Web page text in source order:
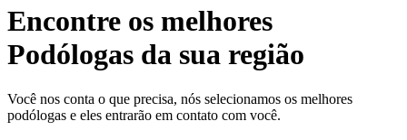
Encontre os melhores
Podólogas da sua região
Você nos conta o que precisa, nós selecionamos os melhores
podólogas e eles entrarão em contato com você.